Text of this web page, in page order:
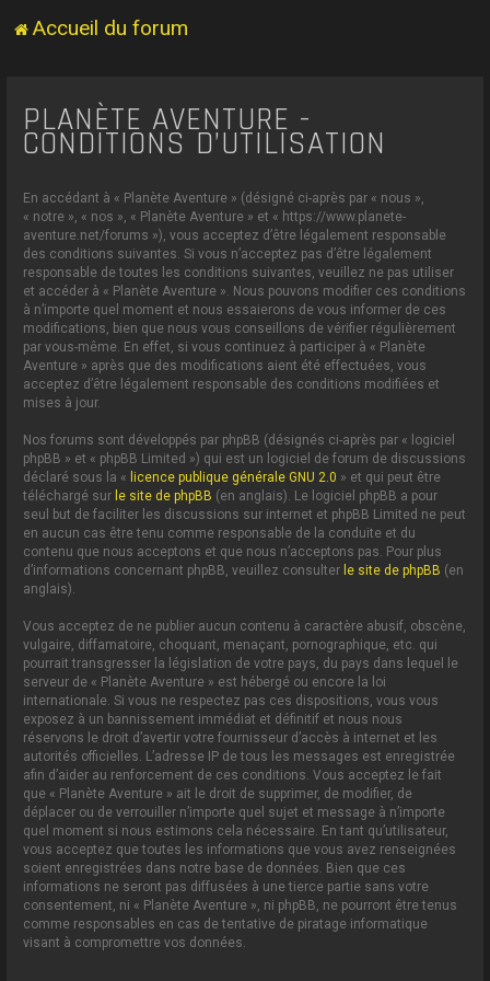
Accueil du forum
PLANÈTE AVENTURE -
CONDITIONS D’UTILISATION
En accédant à « Planète Aventure » (désigné ci-après par « nous »,
« notre », « nos », « Planète Aventure » et « https://www.planete-
aventure.net/forums »), vous acceptez d’être légalement responsable
des conditions suivantes. Si vous n’acceptez pas d’être légalement
responsable de toutes les conditions suivantes, veuillez ne pas utiliser
et accéder à « Planète Aventure ». Nous pouvons modifier ces conditions
à n’importe quel moment et nous essaierons de vous informer de ces
modifications, bien que nous vous conseillons de vérifier régulièrement
par vous-même. En effet, si vous continuez à participer à « Planète
Aventure » après que des modifications aient été effectuées, vous
acceptez d’être légalement responsable des conditions modifiées et
mises à jour.
Nos forums sont développés par phpBB (désignés ci-après par « logiciel
phpBB » et « phpBB Limited ») qui est un logiciel de forum de discussions
déclaré sous la « licence publique générale GNU 2.0 » et qui peut être
téléchargé sur le site de phpBB (en anglais). Le logiciel phpBB a pour
seul but de faciliter les discussions sur internet et phpBB Limited ne peut
en aucun cas être tenu comme responsable de la conduite et du
contenu que nous acceptons et que nous n’acceptons pas. Pour plus
d’informations concernant phpBB, veuillez consulter le site de phpBB (en
anglais).
Vous acceptez de ne publier aucun contenu à caractère abusif, obscène,
vulgaire, diffamatoire, choquant, menaçant, pornographique, etc. qui
pourrait transgresser la législation de votre pays, du pays dans lequel le
serveur de « Planète Aventure » est hébergé ou encore la loi
internationale. Si vous ne respectez pas ces dispositions, vous vous
exposez à un bannissement immédiat et définitif et nous nous
réservons le droit d’avertir votre fournisseur d’accès à internet et les
autorités officielles. L’adresse IP de tous les messages est enregistrée
afin d’aider au renforcement de ces conditions. Vous acceptez le fait
que « Planète Aventure » ait le droit de supprimer, de modifier, de
déplacer ou de verrouiller n’importe quel sujet et message à n’importe
quel moment si nous estimons cela nécessaire. En tant qu’utilisateur,
vous acceptez que toutes les informations que vous avez renseignées
soient enregistrées dans notre base de données. Bien que ces
informations ne seront pas diffusées à une tierce partie sans votre
consentement, ni « Planète Aventure », ni phpBB, ne pourront être tenus
comme responsables en cas de tentative de piratage informatique
visant à compromettre vos données.